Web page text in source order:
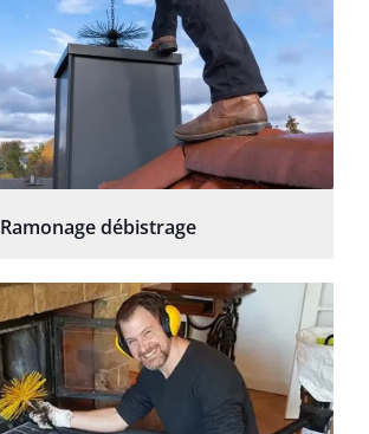
Ramonage débistrage